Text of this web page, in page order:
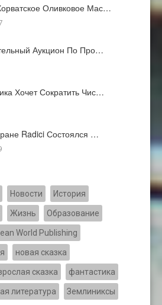
Оливковое Мас…
Аукцион По Про…
Хочет Сократить Чис…
Radici Состоялся …
Новости История
Жизнь Образование
World Publishing
новая сказка
сказка фантастика
литература Землиниксы